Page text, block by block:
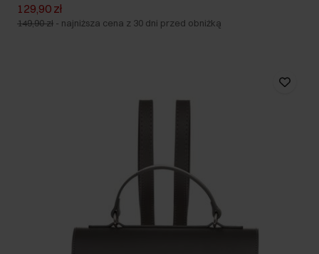
129,90 zł
149,90 zł - najniższa cena z 30 dni przed obniżką